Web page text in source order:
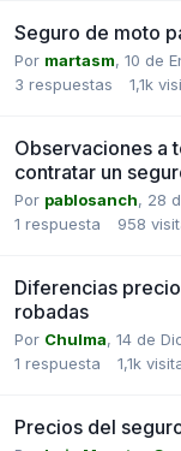
Seguro de moto
Por martasm, 10 de
3 respuestas 1,1k
Observaciones a
contratar un
Por pablosanch, 28
1 respuesta 958
Diferencias
robadas
Por Chulma, 14 de
1 respuesta 1,1k
Precios del